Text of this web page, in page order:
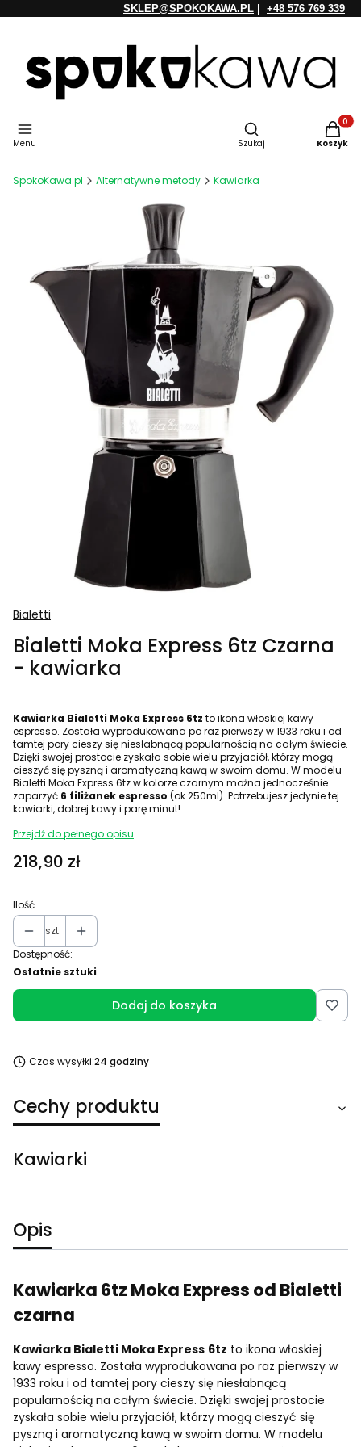
SKLEP@SPOKOKAWA.PL +48 576 769 339
Menu
Otwórz wyszukiwarkę
Szukaj Koszyk
SpokoKawa.pl Alternatywne metody Kawiarka
Bialetti
Bialetti Moka Express 6tz Czarna
- kawiarka
Kawiarka Bialetti Moka Express 6tz to ikona włoskiej kawy
espresso. Została wyprodukowana po raz pierwszy w 1933 roku i od
tamtej pory cieszy się niesłabnącą popularnością na całym świecie.
Dzięki swojej prostocie zyskała sobie wielu przyjaciół, którzy mogą
cieszyć się pyszną i aromatyczną kawą w swoim domu. W modelu
Bialetti Moka Express 6tz w kolorze czarnym można jednocześnie
zaparzyć 6 filiżanek espresso (ok.250ml). Potrzebujesz jedynie tej
kawiarki, dobrej kawy i parę minut!
Przejdź do pełnego opisu
Cena
218,90 zł
Ilość
szt.
Dostępność:
Ostatnie sztuki
Dodaj do koszyka
Czas wysyłki:24 godziny
Cechy produktu
Kawiarki
Opis
Kawiarka 6tz Moka Express od Bialetti
czarna
Kawiarka Bialetti Moka Express 6tz to ikona włoskiej
kawy espresso. Została wyprodukowana po raz pierwszy w
1933 roku i od tamtej pory cieszy się niesłabnącą
popularnością na całym świecie. Dzięki swojej prostocie
zyskała sobie wielu przyjaciół, którzy mogą cieszyć się
pyszną i aromatyczną kawą w swoim domu. W modelu